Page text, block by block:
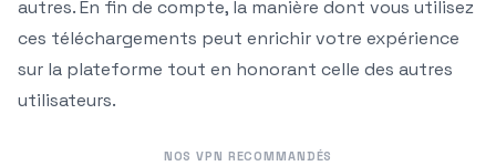
autres. En fin de compte, la manière dont vous utilisez
ces téléchargements peut enrichir votre expérience
sur la plateforme tout en honorant celle des autres
utilisateurs.
NOS VPN RECOMMANDÉS